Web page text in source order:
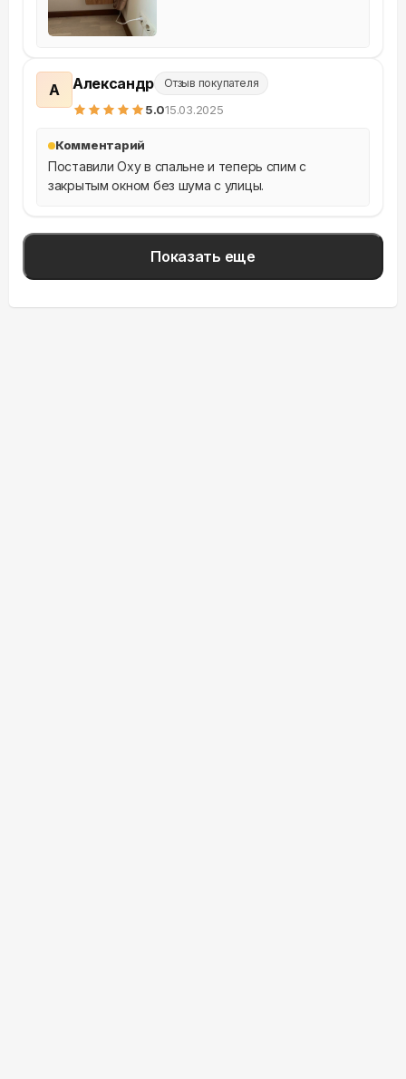
А Александр Отзыв покупателя
5.015.03.2025
Комментарий
Поставили Oxy в спальне и теперь спим с
закрытым окном без шума с улицы.
Показать еще